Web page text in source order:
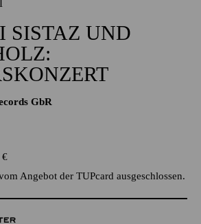
UND
GbR
€
Angebot der TUPcard ausgeschlossen.